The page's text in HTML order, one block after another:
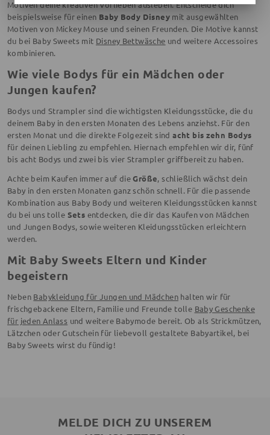
Motiven deine kreativen Vorlieben ausleben. Entscheide dich
beispielsweise für einen Baby Body Disney mit ausgewählten
Motiven von Mickey Mouse und seinen Freunden. Die Motive kannst
du bei Baby Sweets mit Disney Bettwäsche und weitere Accessoires
kombinieren.
Wie viele Bodys für ein Mädchen oder
Jungen kaufen?
Bodys und Strampler sind die wichtigsten Kleidungsstücke, die du
deinem Baby in den ersten Monaten des Lebens anziehst. Für den
ersten Monat und die direkte Folgezeit sindacht bis zehn Bodys
für deinen Liebling zu empfehlen. Hiernach empfehlen wir dir, fünf
bis acht Bodys und zwei bis vier Strampler griffbereit zu haben.
Achte beim Kaufen immer auf dieGröße, schließlich wächst dein
Baby in den ersten Monaten ganz schön schnell. Für die passende
Kombination aus Baby Body und weiteren Kleidungsstücken kannst
du bei uns tolle Sets entdecken, die dir das Kaufen von Mädchen
und Jungen Bodys, sowie weiteren Kleidungsstücken erleichtern
werden.
Mit Baby Sweets Eltern und Kinder
begeistern
Neben Babykleidung für Jungen und Mädchen halten wir für
frischgebackene Eltern, Familie und Freunde tolle Baby Geschenke
für jeden Anlass und weitere Babymode bereit. Ob als Strickmützen,
Lätzchen oder Gutschein für liebevoll gestaltete Babyartikel, bei
Baby Sweets wirst du fündig!
MELDE DICH ZU UNSEREM